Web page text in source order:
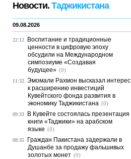
Новости. Таджикистана
09.08.2026
22:12
Воспитание и традиционные
ценности в цифровую эпоху
обсудили на Международном
симпозиуме «Создавая
будущее» (0)
11:32 Эмомали Рахмон высказал интерес
к расширению инвестиций
Кувейтского фонда развития в
экономику Таджикистана (0)
09:33
В Кувейте состоялась презентация
книги «Таджики» на арабском
языке (0)
08:35
Граждан Пакистана задержали в
Душанбе за продажу фальшивых
золотых монет (0)